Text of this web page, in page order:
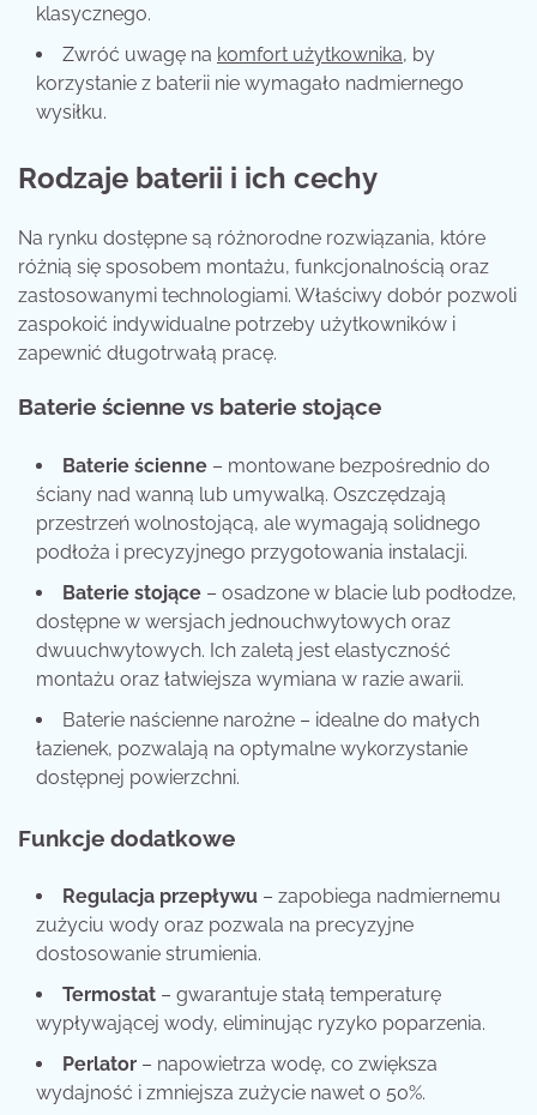
klasycznego.
Zwróć uwagę na komfort użytkownika, by
korzystanie z baterii nie wymagało nadmiernego
wysiłku.
Rodzaje baterii i ich cechy
Na rynku dostępne są różnorodne rozwiązania, które
różnią się sposobem montażu, funkcjonalnością oraz
zastosowanymi technologiami. Właściwy dobór pozwoli
zaspokoić indywidualne potrzeby użytkowników i
zapewnić długotrwałą pracę.
Baterie ścienne vs baterie stojące
Baterie ścienne – montowane bezpośrednio do
ściany nad wanną lub umywalką. Oszczędzają
przestrzeń wolnostojącą, ale wymagają solidnego
podłoża i precyzyjnego przygotowania instalacji.
Baterie stojące – osadzone w blacie lub podłodze,
dostępne w wersjach jednouchwytowych oraz
dwuuchwytowych. Ich zaletą jest elastyczność
montażu oraz łatwiejsza wymiana w razie awarii.
Baterie naścienne narożne – idealne do małych
łazienek, pozwalają na optymalne wykorzystanie
dostępnej powierzchni.
Funkcje dodatkowe
Regulacja przepływu – zapobiega nadmiernemu
zużyciu wody oraz pozwala na precyzyjne
dostosowanie strumienia.
Termostat – gwarantuje stałą temperaturę
wypływającej wody, eliminując ryzyko poparzenia.
Perlator – napowietrza wodę, co zwiększa
wydajność i zmniejsza zużycie nawet o 50%.